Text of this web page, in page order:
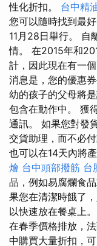
性化折扣。 台中精
您可以隨時找到最
11月28日舉行。 自
情。 在2015年和
計，因此現在有一
消息是，您的優惠
幼的孩子的父母將
包含在動作中。 獲
通訊。 如果您對發
交貨助理，而不必付
也可以在14天內將
燴 台中頭部撥筋 台
品，例如易腐爛食
果您在清潔時餓了
以快速放在餐桌上。
在春季價格排放，
中購買大量折扣，